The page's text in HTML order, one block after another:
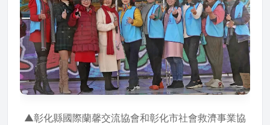
▲彰化縣國際蘭馨交流協會和彰化市社會救濟事業協